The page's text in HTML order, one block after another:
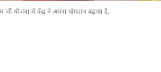
जी योजना में केंद्र ने अपना योगदान बढ़ाया है.